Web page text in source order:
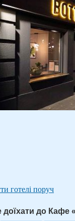
готелі поруч
доїхати до Кафе
за нами в